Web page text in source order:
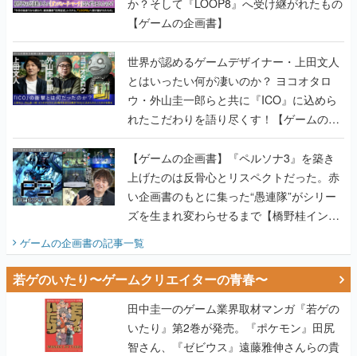
【ゲームの企画書】
世界が認めるゲームデザイナー・上田文人
とはいったい何が凄いのか？ ヨコオタロ
ウ・外山圭一郎らと共に『ICO』に込めら
れたこだわりを語り尽くす！【ゲームの企
画書】
【ゲームの企画書】『ペルソナ3』を築き
上げたのは反骨心とリスペクトだった。赤
い企画書のもとに集った“愚連隊”がシリー
ズを生まれ変わらせるまで【橋野桂インタ
ゲームの企画書の記事一覧
若ゲのいたり〜ゲームクリエイターの青春〜
田中圭一のゲーム業界取材マンガ『若ゲの
いたり』第2巻が発売。『ポケモン』田尻
智さん、『ゼビウス』遠藤雅伸さんらの貴